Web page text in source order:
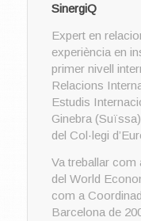
SinergiQ
Expert en
experiència en
primer nivell
Relacions
Estudis
Ginebra
del Col·legi
Va treballar com
del World
com a
Barcelona de